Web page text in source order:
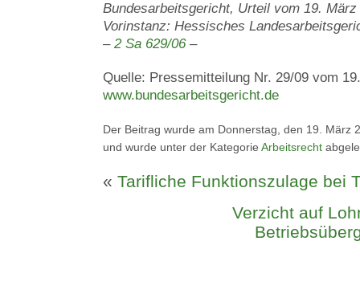
Bundesarbeitsgericht, Urteil vom 19.
Vorinstanz: Hessisches
– 2 Sa 629/06–
Quelle: Pressemitteilung Nr. 29/09 vom
www.bundesarbeitsgericht.de
Der Beitrag wurde am Donnerstag, den 19. März
und wurde unter der Kategorie Arbeitsrecht
« Tarifliche Funktionszulage bei
Verzicht auf